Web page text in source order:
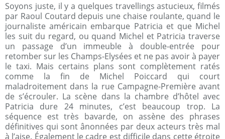
Soyons juste, il y a quelques travellings astucieux, filmés
par Raoul Coutard depuis une chaise roulante, quand le
journaliste américain embarque Patricia et que Michel
les suit du regard, ou quand Michel et Patricia traverse
un passage d’un immeuble à double-entrée pour
retomber sur les Champs-Elysées et ne pas avoir à payer
le taxi. Mais certains plans sont complètement ratés
comme la fin de Michel Poiccard qui court
maladroitement dans la rue Campagne-Première avant
de s’écrouler. La scène dans la chambre d’hôtel avec
Patricia dure 24 minutes, c’est beaucoup trop. La
séquence est très bavarde, on assène des phrases
définitives qui sont ânonnées par deux acteurs très mal
à l’aise. Également le cadre est difficile dans cette étroite